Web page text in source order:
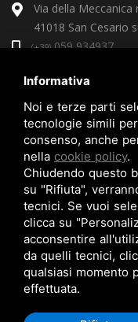
Via della Meccanica
41018 San Cesario
(+39)059 934937
Informativa
Noi e terze parti
tecnologie simili
consenso, anche
nella cookie policy.
Chiudendo questo
su "Rifiuta",
tecnici. Se vuoi
clicca su
acconsentire
da quelli tecnici,
qualsiasi momento
effettuata.